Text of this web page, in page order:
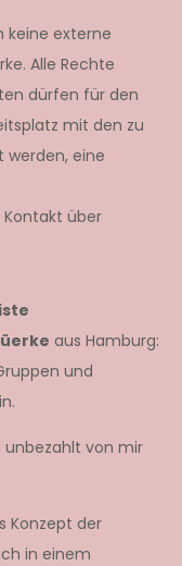
keine externe
Alle Rechte
dürfen für den
mit den zu
werden, eine
über
aus Hamburg:
und
unbezahlt von mir
Konzept der
in einem